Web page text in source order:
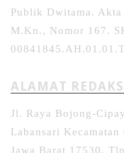
Publik Dwitama.
M.Kn., Nomor 167.
ALAMAT
Jl. Raya Bojong-
Labansari
Jawa Barat 17530.